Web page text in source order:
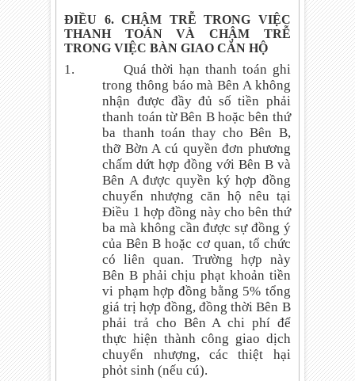
ĐIỀU 6. CHẬM TRỄ TRONG VIỆC
THANH TOÁN VÀ CHẬM TRỄ
TRONG VIỆC BÀN GIAO CĂN HỘ
1.
Quá thời hạn thanh toán ghi
trong thông báo mà Bên A không
nhận được đầy đủ số tiền phải
thanh toán từ Bên B hoặc bên thứ
ba thanh toán thay cho Bên B,
thỡ Bờn A cú quyền đơn phương
chấm dứt hợp đồng với Bên B và
Bên A được quyền ký hợp đồng
chuyển nhượng căn hộ nêu tại
Điều 1 hợp đồng này cho bên thứ
ba mà không cần được sự đồng ý
của Bên B hoặc cơ quan, tổ chức
có liên quan. Trường hợp này
Bên B phải chịu phạt khoản tiền
vi phạm hợp đồng bằng 5% tổng
giá trị hợp đồng, đồng thời Bên B
phải trả cho Bên A chi phí để
thực hiện thành công giao dịch
chuyển nhượng, các thiệt hại
phỏt sinh (nếu cú).